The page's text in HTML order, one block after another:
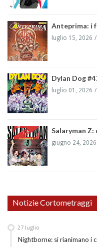
Anteprima: i
luglio 15, 2026
Dylan Dog
luglio 01, 2026
Salaryman
giugno 24, 2026
Notizie Cortometraggi
Nightborne: si rianimano i
27 luglio